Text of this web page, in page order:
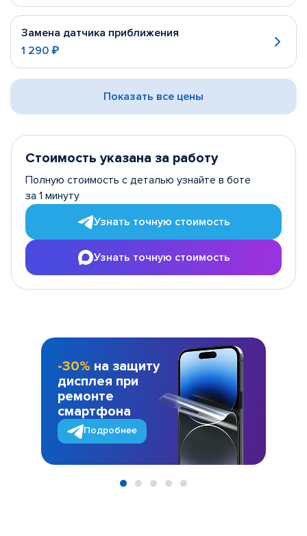
Замена датчика приближения
1 290 ₽
Показать все цены
Стоимость указана за работу
Полную стоимость с деталью узнайте в боте
за 1 минуту
Узнать точную стоимость
Узнать точную стоимость
-30% на защиту
дисплея при
ремонте
смартфона
Подробнее